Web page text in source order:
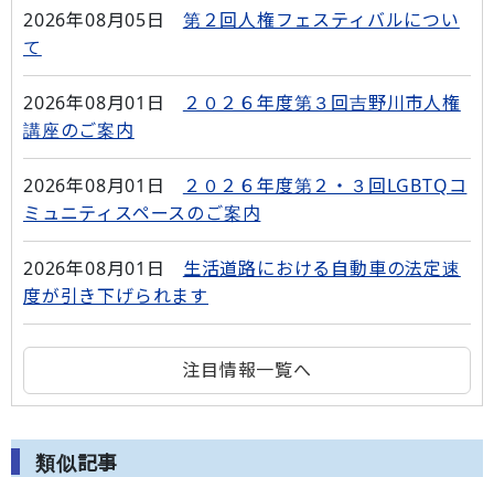
2026年08月05日
第２回人権フェスティバルについ
て
2026年08月01日
２０２６年度第３回吉野川市人権
講座のご案内
2026年08月01日
２０２６年度第２・３回LGBTQコ
ミュニティスペースのご案内
2026年08月01日
生活道路における自動車の法定速
度が引き下げられます
注目情報一覧へ
類似記事